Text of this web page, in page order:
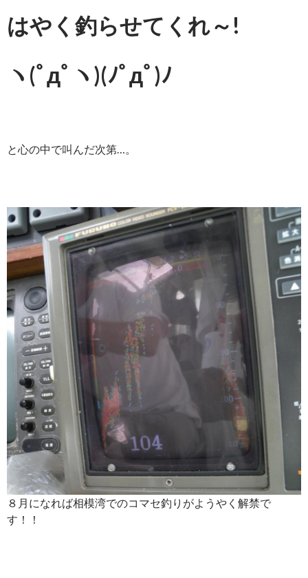
はやく釣らせてくれ～!
ヽ(ﾟдﾟヽ)(ﾉﾟдﾟ)ﾉ
と心の中で叫んだ次第…。
８月になれば相模湾でのコマセ釣りがようやく解禁で
す！！